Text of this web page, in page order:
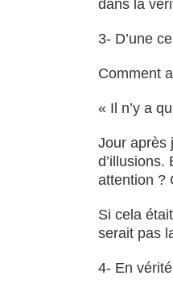
dans la
3- D’une
Comment
« Il n’y a
Jour après
attention ?
Si cela
serait pas
4- En